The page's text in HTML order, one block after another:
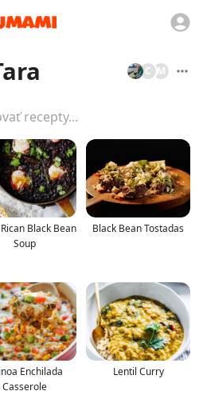
M
C
Black Bean
Soup
Black Bean Tostadas
Enchilada
Casserole
Lentil Curry